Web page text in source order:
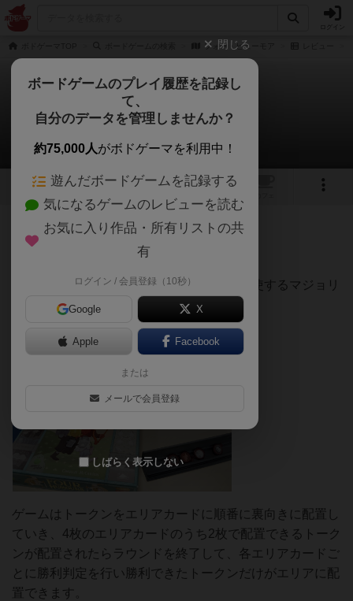
フォー・ヒューモア
フォー・ヒューモア
うらまこさんのレビュー
1 2
76名 1名 0 約1年前
医者となって大陸を横断しながら権力を行使するマジョリ
ティゲーム。
ゲームはトークンをエリアカードに順番に裏向きに配置し
ていき、4枚のエリアカードのうち2枚で配置できるトーク
ンが配置されたらラウンドを終了して、各エリアカードご
とに勝利判定を行い勝利できたトークンだけがエリアに配
置できます。
閉じる
ボードゲームのプレイ履歴を記録し
て、
自分のデータを管理しませんか？
約75,000人がボドゲーマを利用中！
遊んだボードゲームを記録する
気になるゲームのレビューを読む
お気に入り作品・所有リストの共
有
ログイン / 会員登録（10秒）
Google X
Apple Facebook
または
メールで会員登録
しばらく表示しない